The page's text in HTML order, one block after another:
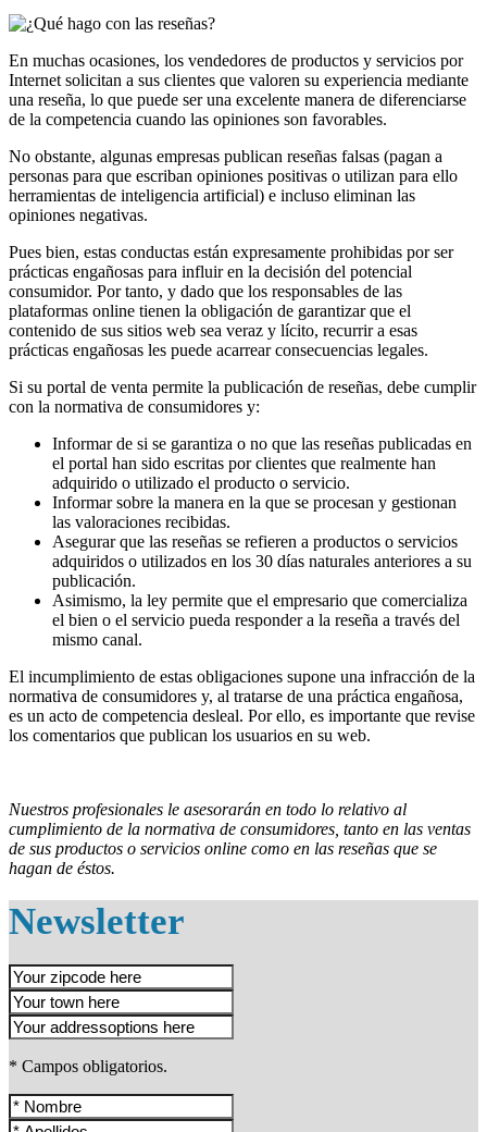
En muchas ocasiones, los vendedores de productos y servicios por
Internet solicitan a sus clientes que valoren su experiencia mediante
una reseña, lo que puede ser una excelente manera de diferenciarse
de la competencia cuando las opiniones son favorables.
No obstante, algunas empresas publican reseñas falsas (pagan a
personas para que escriban opiniones positivas o utilizan para ello
herramientas de inteligencia artificial) e incluso eliminan las
opiniones negativas.
Pues bien, estas conductas están expresamente prohibidas por ser
prácticas engañosas para influir en la decisión del potencial
consumidor. Por tanto, y dado que los responsables de las
plataformas online tienen la obligación de garantizar que el
contenido de sus sitios web sea veraz y lícito, recurrir a esas
prácticas engañosas les puede acarrear consecuencias legales.
Si su portal de venta permite la publicación de reseñas, debe cumplir
con la normativa de consumidores y:
Informar de si se garantiza o no que las reseñas publicadas en
el portal han sido escritas por clientes que realmente han
adquirido o utilizado el producto o servicio.
Informar sobre la manera en la que se procesan y gestionan
las valoraciones recibidas.
Asegurar que las reseñas se refieren a productos o servicios
adquiridos o utilizados en los 30 días naturales anteriores a su
publicación.
Asimismo, la ley permite que el empresario que comercializa
el bien o el servicio pueda responder a la reseña a través del
mismo canal.
El incumplimiento de estas obligaciones supone una infracción de la
normativa de consumidores y, al tratarse de una práctica engañosa,
es un acto de competencia desleal. Por ello, es importante que revise
los comentarios que publican los usuarios en su web.
Nuestros profesionales le asesorarán en todo lo relativo al
cumplimiento de la normativa de consumidores, tanto en las ventas
de sus productos o servicios online como en las reseñas que se
hagan de éstos.
Newsletter
* Campos obligatorios.